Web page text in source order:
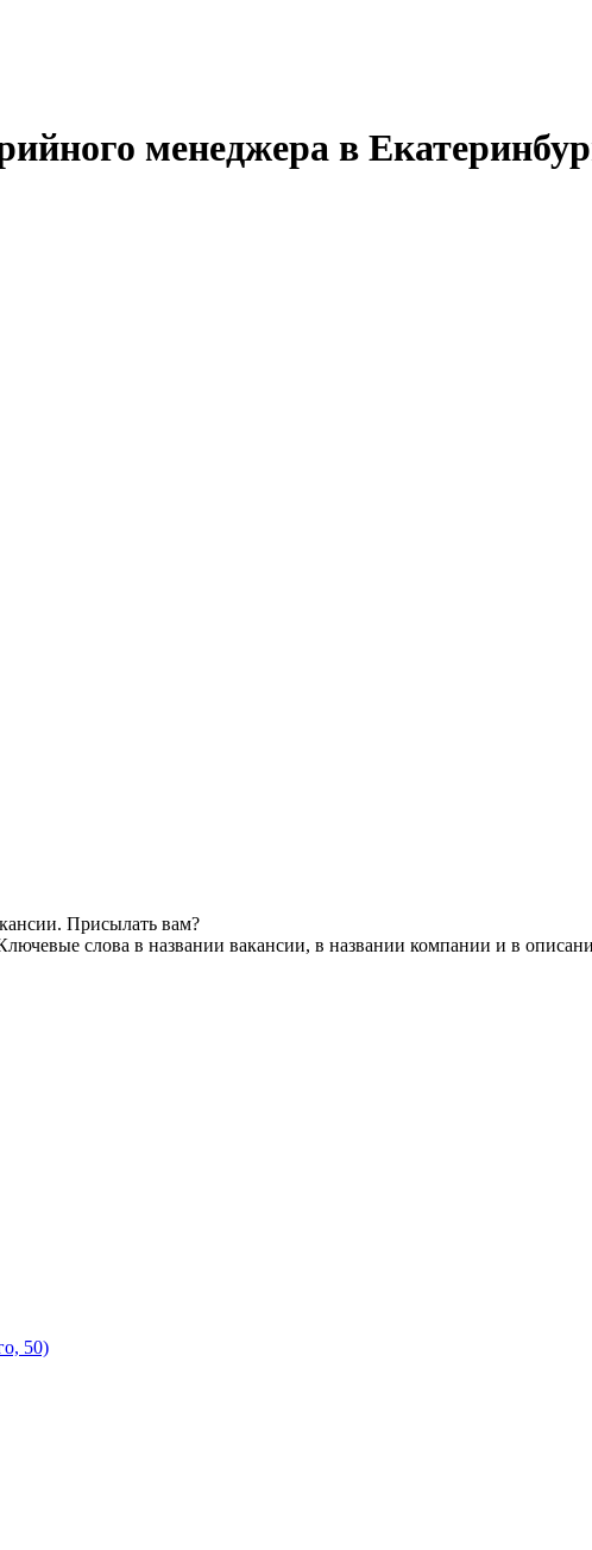
менеджера в
Присылать вам?
слова в названии вакансии, в названии компании и в
50)